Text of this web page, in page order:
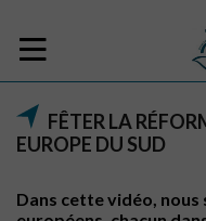
FÊTER LA
EUROPE DU SUD
Dans cette vidéo, nous